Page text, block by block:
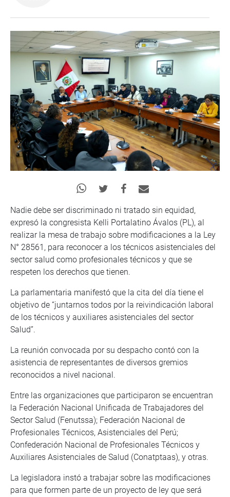
Nadie debe ser discriminado ni tratado sin equidad,
expresó la congresista Kelli Portalatino Ávalos (PL), al
realizar la mesa de trabajo sobre modificaciones a la Ley
N° 28561, para reconocer a los técnicos asistenciales del
sector salud como profesionales técnicos y que se
respeten los derechos que tienen.
La parlamentaria manifestó que la cita del día tiene el
objetivo de “juntarnos todos por la reivindicación laboral
de los técnicos y auxiliares asistenciales del sector
Salud”.
La reunión convocada por su despacho contó con la
asistencia de representantes de diversos gremios
reconocidos a nivel nacional.
Entre las organizaciones que participaron se encuentran
la Federación Nacional Unificada de Trabajadores del
Sector Salud (Fenutssa); Federación Nacional de
Profesionales Técnicos, Asistenciales del Perú;
Confederación Nacional de Profesionales Técnicos y
Auxiliares Asistenciales de Salud (Conatptaas), y otras.
La legisladora instó a trabajar sobre las modificaciones
para que formen parte de un proyecto de ley que será